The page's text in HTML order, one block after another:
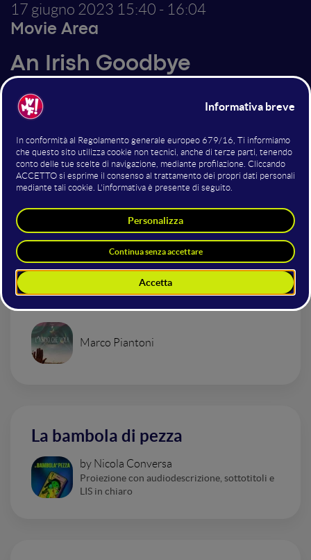
17 giugno 2023 15:40 - 16:04
Movie Area
An Irish Goodbye
Nell'Irlanda del Nord rurale, una coppia di fratelli che
non si vedeva da molto tempo si riunisce dopo la
morte prematura della madre.
Altri interventi nella sala Movie
Area
L'asino che vola
Marco Piantoni
La bambola di pezza
by Nicola Conversa
Proiezione con audiodescrizione, sottotitoli e
LIS in chiaro